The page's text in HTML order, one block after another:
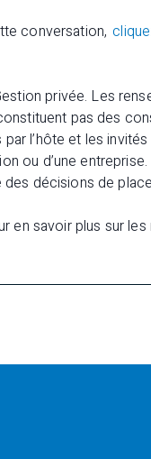
conversation,
privée. Les
pas des
l’hôte et les
ou d’une
décisions de
en savoir plus sur